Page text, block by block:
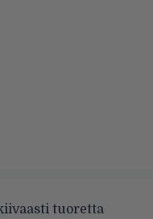
tuoretta